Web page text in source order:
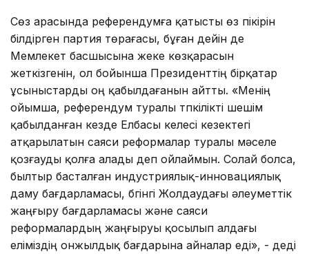
Сөз арасында референдумға қатысты өз пікірін
білдірген партия төрағасы, бұған дейін де
Мемлекет басшысына жеке көзқарасын
жеткізгенін, ол бойынша Президенттің бірқатар
ұсыныстарды оң қабылдағанын айтты. «Менің
ойымша, референдум туралы түпкілікті шешім
қабылданған кезде Елбасы келесі кезектегі
атқарылатын саяси реформалар туралы мәселе
қозғауды қолға алады деп ойлаймын. Солай болса,
былтыр басталған индустриялық-инновациялық
даму бағдарламасы, бүгінгі Жолдаудағы әлеуметтік
жаңғыру бағдарламасы және саяси
реформалардың жаңғыруы қосылып алдағы
еліміздің онжылдық бағдарына айналар еді», - деді